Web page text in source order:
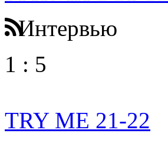
Интервью
1 : 5
TRY ME 21-22